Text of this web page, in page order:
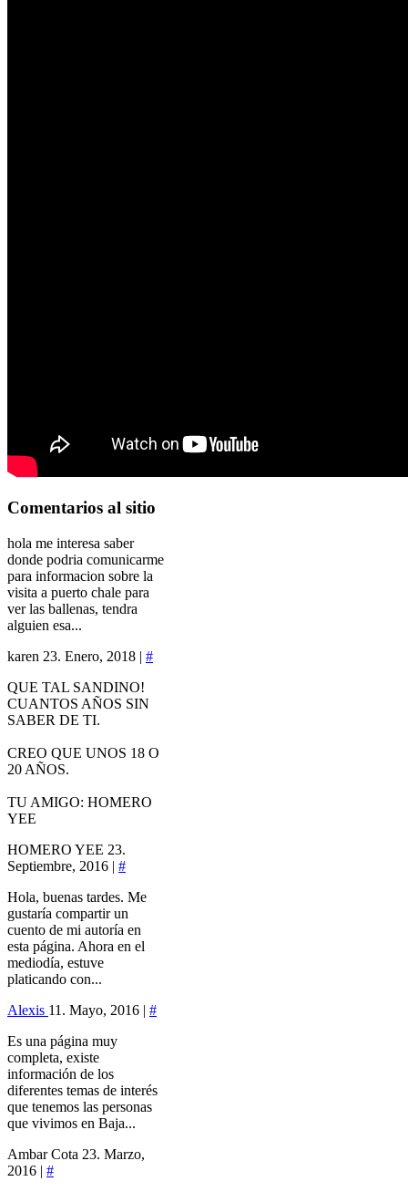
Comentarios al sitio
hola me interesa saber
donde podria comunicarme
para informacion sobre la
visita a puerto chale para
ver las ballenas, tendra
alguien esa...
karen 23. Enero, 2018 | #
QUE TAL SANDINO!
CUANTOS AÑOS SIN
SABER DE TI.
CREO QUE UNOS 18 O
20 AÑOS.
TU AMIGO: HOMERO
YEE
HOMERO YEE 23.
Septiembre, 2016 | #
Hola, buenas tardes. Me
gustaría compartir un
cuento de mi autoría en
esta página. Ahora en el
mediodía, estuve
platicando con...
Alexis 11. Mayo, 2016 | #
Es una página muy
completa, existe
información de los
diferentes temas de interés
que tenemos las personas
que vivimos en Baja...
Ambar Cota 23. Marzo,
2016 | #